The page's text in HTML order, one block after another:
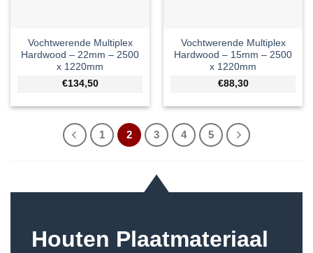
Vochtwerende Multiplex
Hardwood – 22mm – 2500
x 1220mm
€134,50
Vochtwerende Multiplex
Hardwood – 15mm – 2500
x 1220mm
€88,30
1 2 3 4 5
Houten Plaatmateriaal